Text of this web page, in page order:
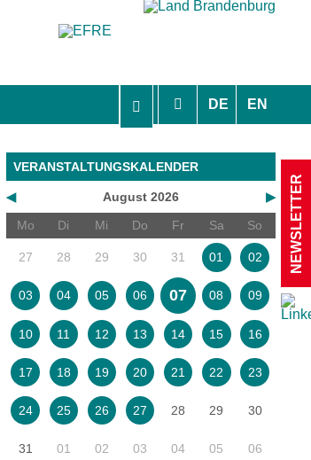
DE EN
VERANSTALTUNGSKALENDER
◀ ▶
August 2026
Mo
Di Mi Do Fr Sa So
27 28 29 30 31 01 02
03 04 05 06 07 08 09
10 11 12 13 14 15 16
17 18 19 20 21 22 23
24 25 26 27 28 29 30
31 01 02 03 04 05 06
NEWSLETTER